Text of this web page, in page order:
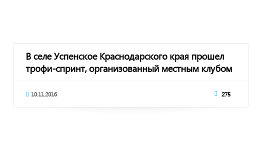
В селе Успенское Краснодарского края прошел
трофи-спринт, организованный местным клубом
10.11.2016 275